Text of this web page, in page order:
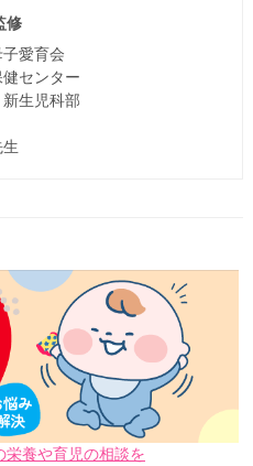
修
愛育会
センター
生児科部
栄養や育児の相談を